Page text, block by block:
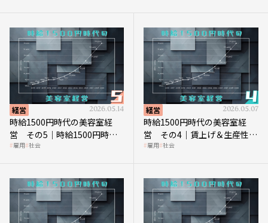
経営 2026.05.14
時給1500円時代の美容室経
営 その5｜時給1500円時代
の到来は美容業の収益構造を
雇用 社会
経営 2026.05.07
時給1500円時代の美容室経
営 その4｜賃上げ＆生産性向
上につなげる賢い助成金活用
雇用 社会